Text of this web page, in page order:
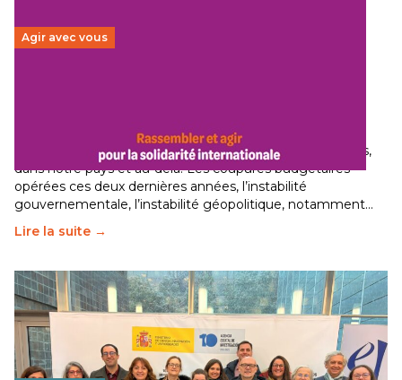
Agir avec vous
Le secteur humanitaire connaît des difficultés profondes,
dans notre pays et au-delà. Les coupures budgétaires
opérées ces deux dernières années, l’instabilité
gouvernementale, l’instabilité géopolitique, notamment…
Lire la suite →